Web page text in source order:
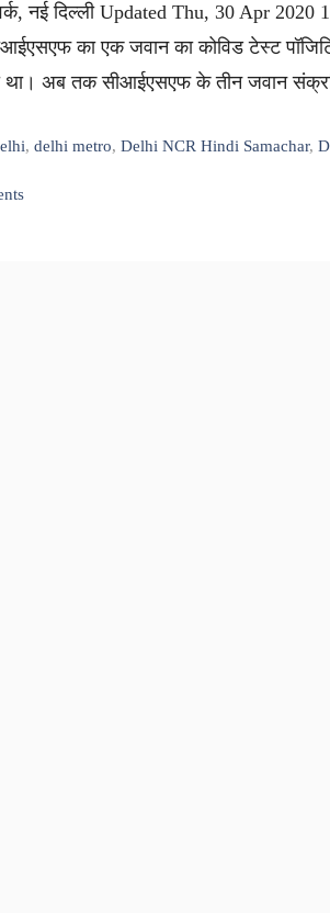
नई दिल्ली Updated Thu, 30 Apr
का एक जवान का कोविड टेस्ट
था। अब तक सीआईएसएफ के तीन जवान
,delhi metro,Delhi NCR Hindi Samachar,